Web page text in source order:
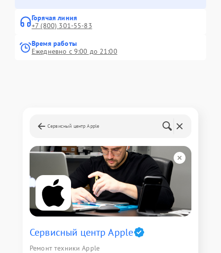
Горячая линия
+7 (800) 301-55-83
Время работы
Ежедневно с 9:00 до 21:00
Сервисный центр Apple
Сервисный центр Apple
Ремонт техники Apple